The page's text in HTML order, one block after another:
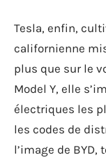
Tesla, enfin,
californienne
plus que sur le
Model Y, elle
électriques les
les codes de
l’image de